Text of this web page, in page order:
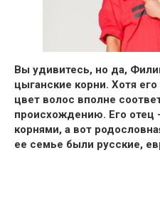
Вы удивитесь, но да,
цыганские корни. Хотя
цвет волос вполне
происхождению. Его отец
корнями, а вот
ее семье были русские,